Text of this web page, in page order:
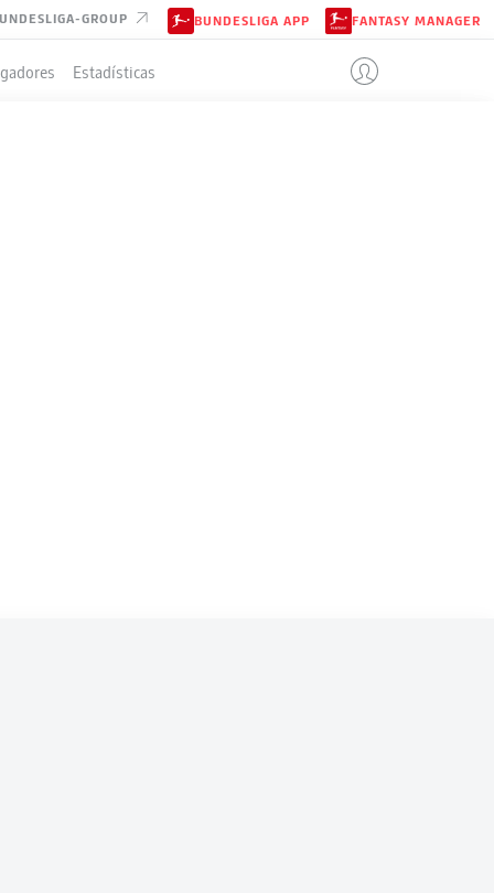
GROUP BUNDESLIGA APP FANTASY MANAGER
Estadísticas